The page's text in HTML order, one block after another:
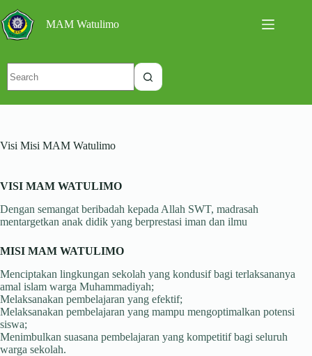
to
content
MAM Watulimo
results
Visi Misi MAM Watulimo
VISI MAM WATULIMO
Dengan semangat beribadah kepada Allah SWT, madrasah
mentargetkan anak didik yang berprestasi iman dan ilmu
MISI MAM WATULIMO
Menciptakan lingkungan sekolah yang kondusif bagi terlaksananya
amal islam warga Muhammadiyah;
Melaksanakan pembelajaran yang efektif;
Melaksanakan pembelajaran yang mampu mengoptimalkan potensi
siswa;
Menimbulkan suasana pembelajaran yang kompetitif bagi seluruh
warga sekolah.